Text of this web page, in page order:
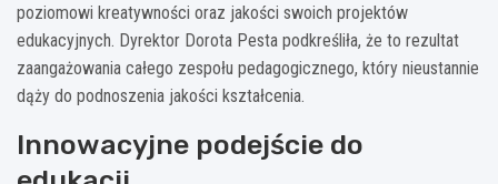
poziomowi kreatywności oraz jakości swoich projektów
edukacyjnych. Dyrektor Dorota Pesta podkreśliła, że to rezultat
zaangażowania całego zespołu pedagogicznego, który nieustannie
dąży do podnoszenia jakości kształcenia.
Innowacyjne podejście do